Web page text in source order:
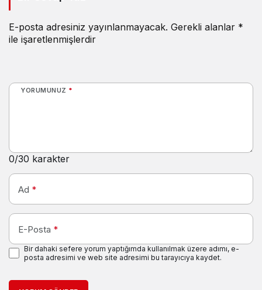
E-posta adresiniz yayınlanmayacak. Gerekli alanlar *
ile işaretlenmişlerdir
YORUMUNUZ *
0/30 karakter
Ad *
E-Posta *
Bir dahaki sefere yorum yaptığımda kullanılmak üzere adımı, e-
posta adresimi ve web site adresimi bu tarayıcıya kaydet.